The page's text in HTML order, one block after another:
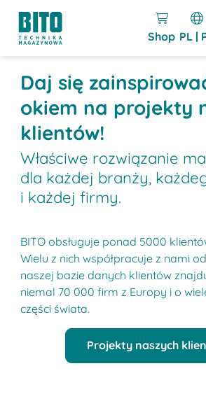
Shop PL |
Daj się
okiem na projekty
klientów!
Właściwe rozwiązanie
dla każdej branży,
i każdej firmy.
BITO obsługuje ponad 5000
Wielu z nich współpracuje z nami
naszej bazie danych klientów
niemal 70 000 firm z Europy i o
części świata.
Projekty naszych